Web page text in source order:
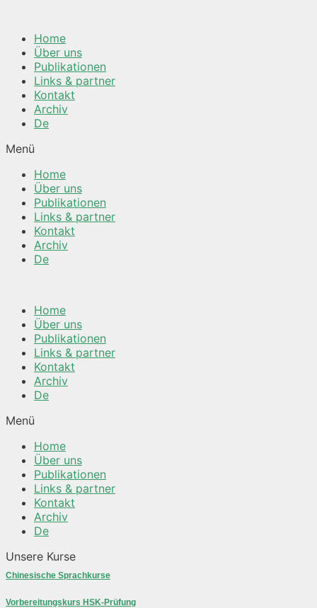
Inhalt Home
Über uns
Publikationen
Links & partner
Kontakt
Archiv
De
Menü
Home
Über uns
Publikationen
Links & partner
Kontakt
Archiv
De
Home
Über uns
Publikationen
Links & partner
Kontakt
Archiv
De
Menü
Home
Über uns
Publikationen
Links & partner
Kontakt
Archiv
De
Unsere Kurse
Chinesische Sprachkurse
Vorbereitungskurs HSK-Prüfung